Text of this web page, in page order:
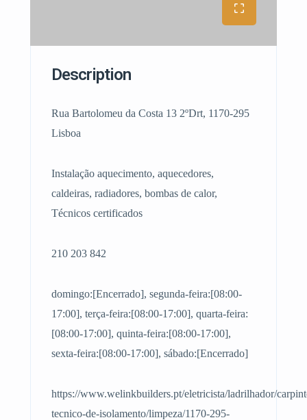
Description
Rua Bartolomeu da Costa 13 2ºDrt, 1170-295
Lisboa
Instalação aquecimento, aquecedores,
caldeiras, radiadores, bombas de calor,
Técnicos certificados
210 203 842
domingo:[Encerrado], segunda-feira:[08:00-
17:00], terça-feira:[08:00-17:00], quarta-feira:
[08:00-17:00], quinta-feira:[08:00-17:00],
sexta-feira:[08:00-17:00], sábado:[Encerrado]
https://www.welinkbuilders.pt/eletricista/ladrilhador/
tecnico-de-isolamento/limpeza/1170-295-